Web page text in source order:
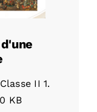
II 1.
KB